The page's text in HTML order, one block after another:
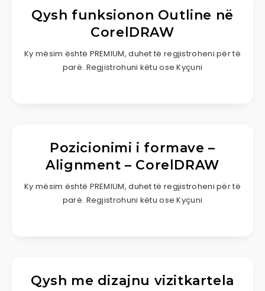
Qysh funksionon Outline në
CorelDRAW
Ky mësim është PREMIUM, duhet të regjistroheni për të
parë. Regjistrohuni këtu ose Kyçuni
Pozicionimi i formave –
Alignment – CorelDRAW
Ky mësim është PREMIUM, duhet të regjistroheni për të
parë. Regjistrohuni këtu ose Kyçuni
Qysh me dizajnu vizitkartela